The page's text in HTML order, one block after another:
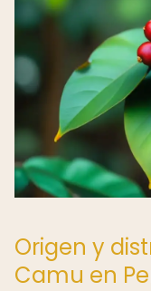
Origen y
Camu en